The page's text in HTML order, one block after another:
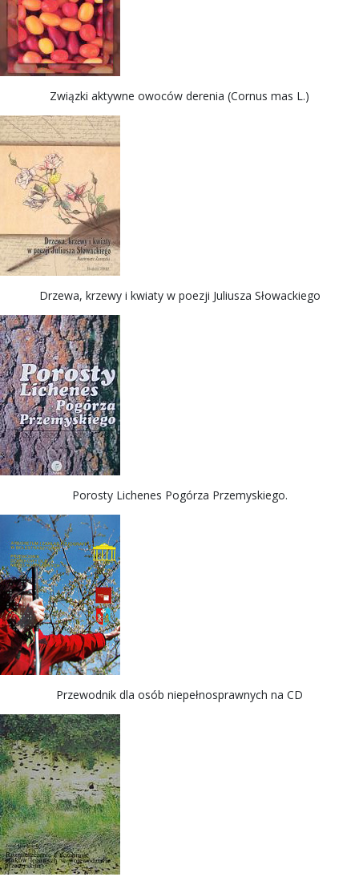
Związki aktywne owoców derenia (Cornus mas L.)
Drzewa, krzewy i kwiaty w poezji Juliusza Słowackiego
Porosty Lichenes Pogórza Przemyskiego.
Przewodnik dla osób niepełnosprawnych na CD